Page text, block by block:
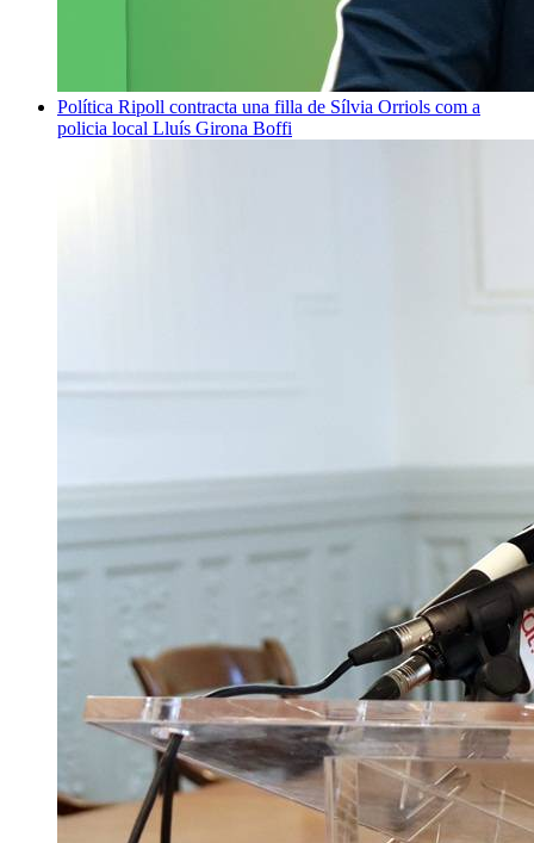
Política Ripoll contracta una filla de Sílvia Orriols com a
policia local Lluís Girona Boffi